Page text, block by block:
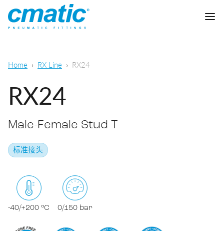
卡套接头
标准接头
通用气动
食品，化学&制药
Cmatic实验室
质量
销售网络
下载
Home RX Line RX24
RX24
Male-Female Stud T
标准接头
-40/+200 °C 0/150 bar